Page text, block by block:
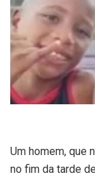
Um homem, que
no fim da tarde